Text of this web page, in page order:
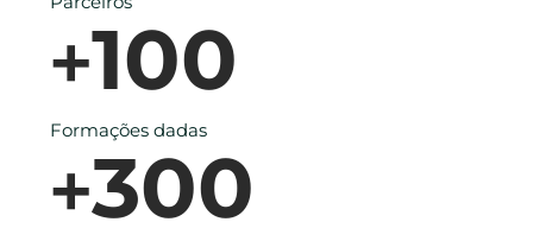
+100
Formações dadas
+300